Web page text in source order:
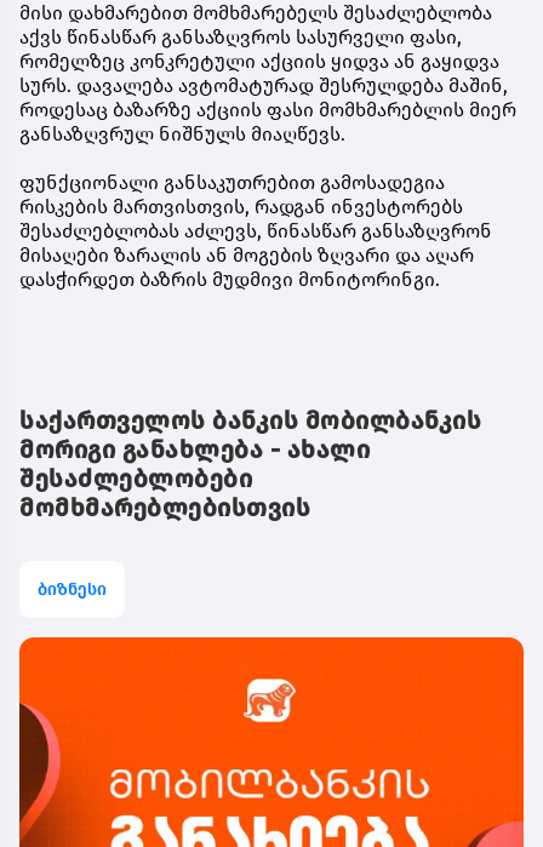
მისი დახმარებით მომხმარებელს შესაძლებლობა
აქვს წინასწარ განსაზღვროს სასურველი ფასი,
რომელზეც კონკრეტული აქციის ყიდვა ან გაყიდვა
სურს. დავალება ავტომატურად შესრულდება მაშინ,
როდესაც ბაზარზე აქციის ფასი მომხმარებლის მიერ
განსაზღვრულ ნიშნულს მიაღწევს.
ფუნქციონალი განსაკუთრებით გამოსადეგია
რისკების მართვისთვის, რადგან ინვესტორებს
შესაძლებლობას აძლევს, წინასწარ განსაზღვრონ
მისაღები ზარალის ან მოგების ზღვარი და აღარ
დასჭირდეთ ბაზრის მუდმივი მონიტორინგი.
საქართველოს ბანკის მობილბანკის
მორიგი განახლება - ახალი
შესაძლებლობები
მომხმარებლებისთვის
ბიზნესი